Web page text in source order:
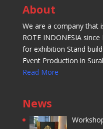
About
We are a company that
ROTE INDONESIA
for exhibition Stand
Event Production in
Read More
News